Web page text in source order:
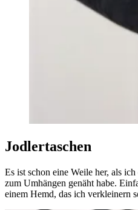
Jodlertaschen
Es ist schon eine Weile her, als ich
zum Umhängen genäht habe.
einem Hemd, das ich verkleinern